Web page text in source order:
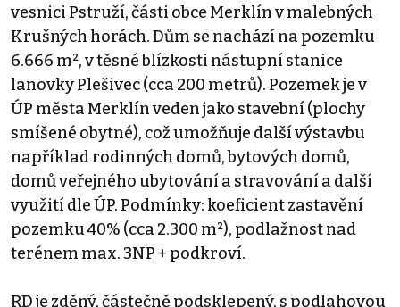
vesnici Pstruží, části obce Merklín v malebných
Krušných horách. Dům se nachází na pozemku
6.666 m², v těsné blízkosti nástupní stanice
lanovky Plešivec (cca 200 metrů). Pozemek je v
ÚP města Merklín veden jako stavební (plochy
smíšené obytné), což umožňuje další výstavbu
například rodinných domů, bytových domů,
domů veřejného ubytování a stravování a další
využití dle ÚP. Podmínky: koeficient zastavění
pozemku 40% (cca 2.300 m²), podlažnost nad
terénem max. 3NP + podkroví.
RD je zděný, částečně podsklepený, s podlahovou